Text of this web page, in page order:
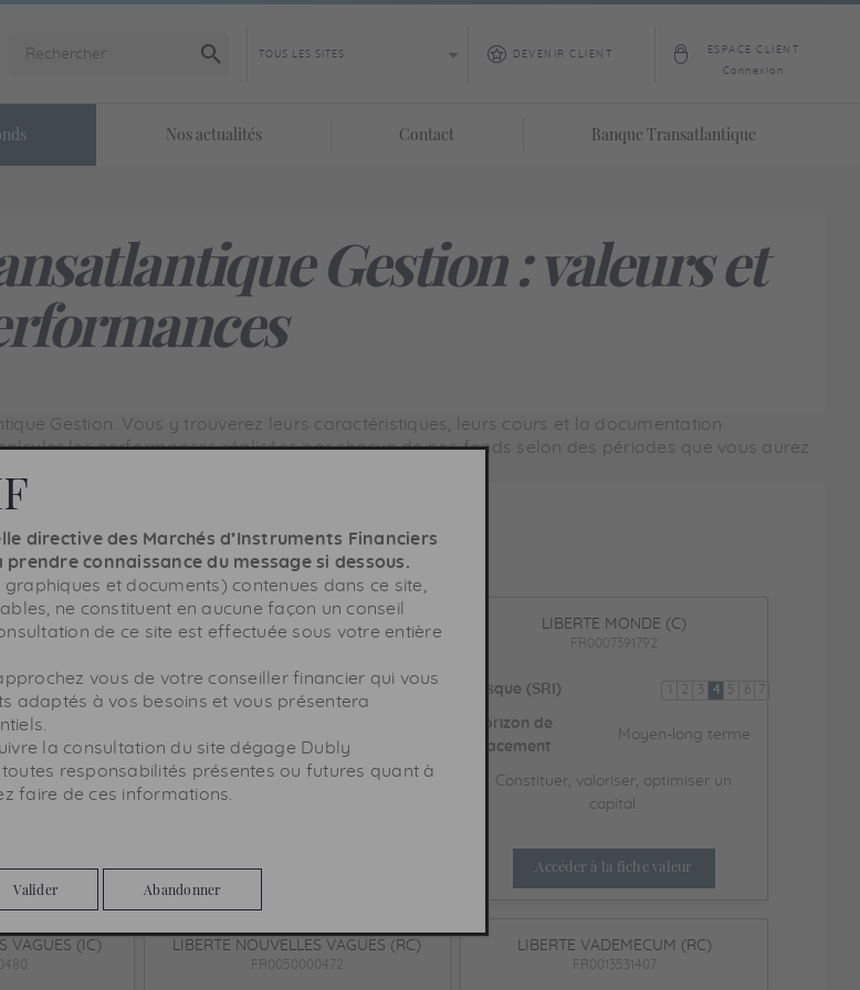
Lancer la recherche DEVENIR CLIENT ESPACE CLIENT
Connexion
Nos actualités Contact Banque Transatlantique
Gestion : valeurs et
Gestion. Vous y trouverez leurs caractéristiques, leurs cours et la documentation
les performances réalisées par chacun de nos fonds selon des périodes que vous aurez
(C)
long terme
optimiser un
valeur
LIBERTE EURO PEA (C)
placement
Constituer, valoriser, optimiser un
Accéder à la fiche valeur
LIBERTE MONDE (C)
FR0007391792
Risque (SRI) 2 3 4 5 6
Horizon de
placement
Moyen-long terme
Constituer, valoriser, optimiser un
capital.
Accéder à la fiche valeur
VAGUES (IC) LIBERTE NOUVELLES VAGUES (RC)
FR0050000472
LIBERTE VADEMECUM (RC)
FR0013531407
directive des Marchés d’Instruments Financiers
connaissance du message si dessous.
et documents) contenues dans ce site,
ne constituent en aucune façon un conseil
de ce site est effectuée sous votre entière
vous de votre conseiller financier qui vous
adaptés à vos besoins et vous présentera
la consultation du site dégage Dubly
toutes responsabilités présentes ou futures quant à
faire de ces informations.
Valider Abandonner